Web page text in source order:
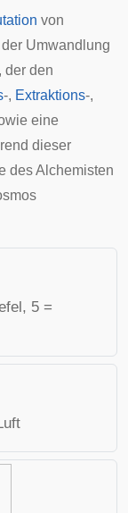
von
Umwandlung
der den
-, Extraktions-,
eine
dieser
des Alchemisten
5 =